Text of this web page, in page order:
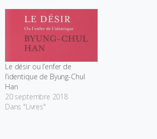
Le désir ou l’enfer de
l’identique de Byung-Chul
Han
20 septembre 2018
Dans "Livres"